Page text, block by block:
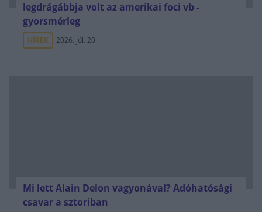
legdrágábbja volt az amerikai foci vb -
gyorsmérleg
HÍREK 2026. júl. 20.
Mi lett Alain Delon vagyonával? Adóhatósági
csavar a sztoriban